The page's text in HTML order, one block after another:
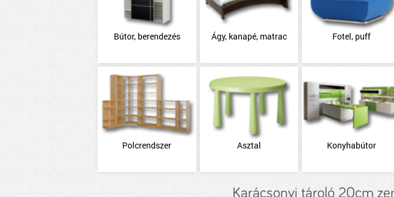
Bútor, berendezés Ágy, kanapé, matrac Fotel, puff
Polcrendszer Asztal Konyhabútor
Karácsonyi tároló 20cm